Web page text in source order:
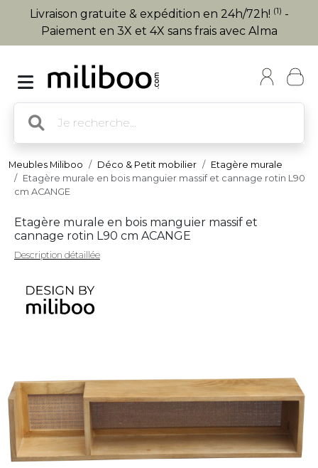
Livraison gratuite & expédition en 24h/72h! (1) -
Paiement en 3X et 4X sans frais avec Alma
Meubles Miliboo Déco & Petit mobilier
Etagère murale
Etagère murale en bois manguier massif et cannage rotin L90
cm ACANGE
Etagère murale en bois manguier massif et
cannage rotin L90 cm ACANGE
Description détaillée